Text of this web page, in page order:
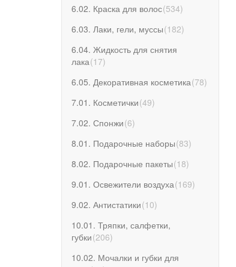
6.02. Краска для волос(534)
6.03. Лаки, гели, муссы(182)
6.04. Жидкость для снятия
лака(17)
6.05. Декоративная косметика(78)
7.01. Косметички(49)
7.02. Спонжи(6)
8.01. Подарочные наборы(83)
8.02. Подарочные пакеты(18)
9.01. Освежители воздуха(169)
9.02. Антистатики(10)
10.01. Тряпки, салфетки,
губки(206)
10.02. Мочалки и губки для